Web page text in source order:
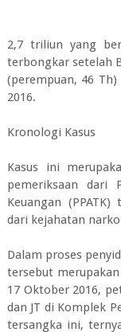
2,7 triliun yang
terbongkar setelah
(perempuan, 46
2016.
Kronologi Kasus
Kasus ini
pemeriksaan dari
Keuangan
dari kejahatan
Dalam proses
tersebut
17 Oktober 2016,
dan JT di Komplek
tersangka ini,